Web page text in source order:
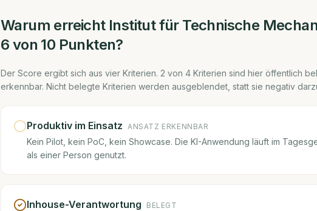
Warum erreicht Institut für Technische
6 von 10 Punkten?
Der Score ergibt sich aus vier Kriterien. 2 von 4 Kriterien sind hier öffentlich
erkennbar. Nicht belegte Kriterien werden ausgeblendet, statt sie negativ
Produktiv im Einsatz ANSATZ ERKENNBAR
Kein Pilot, kein PoC, kein Showcase. Die KI-Anwendung läuft im
als einer Person genutzt.
Inhouse-Verantwortung BELEGT